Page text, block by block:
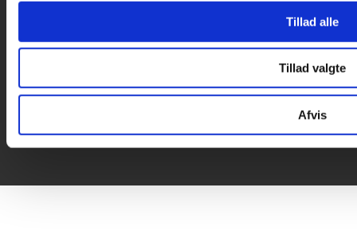
Tillad alle
Tillad valgte
Afvis